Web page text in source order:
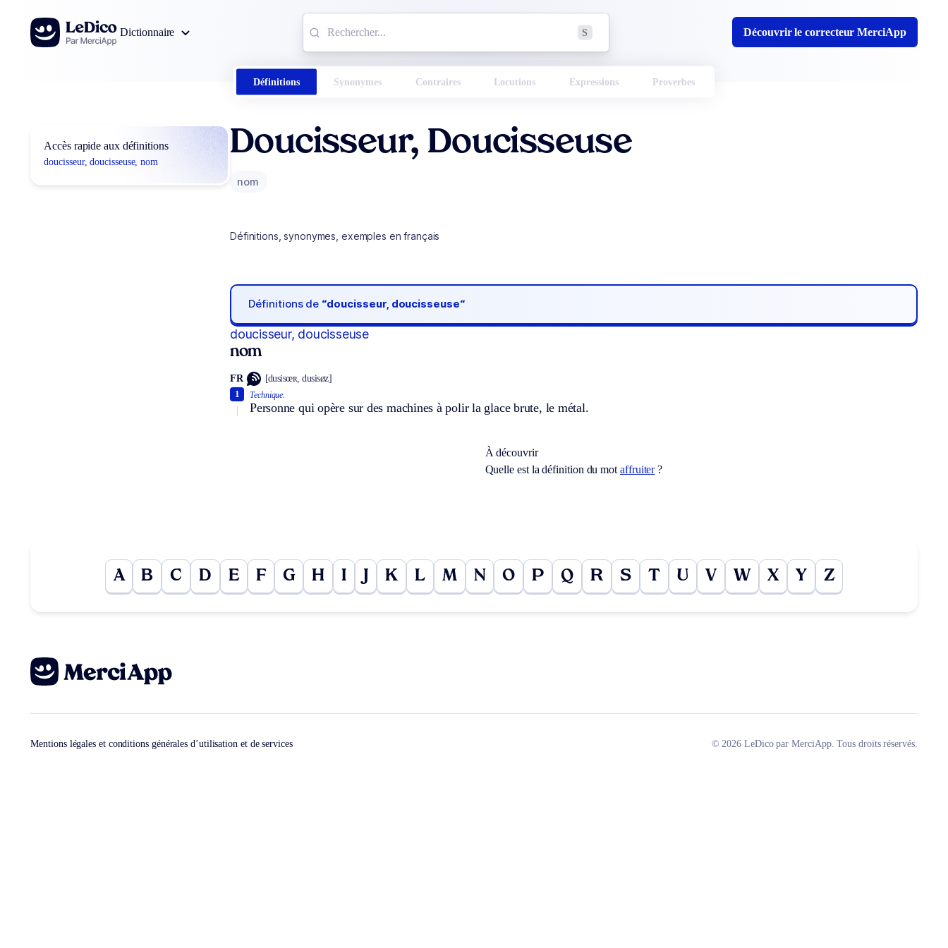
Aller au contenu
Dictionnaire
S Découvrir le correcteur MerciApp
Définitions Synonymes Contraires Locutions Expressions Proverbes
Accès rapide aux définitions
doucisseur, doucisseuse, nom
Doucisseur, Doucisseuse
nom
Définitions, synonymes, exemples en français
Définitions de “doucisseur, doucisseuse“
doucisseur, doucisseuse
nom
FR [dusisœʀ, dusisøz]
Technique.
Personne qui opère sur des machines à polir la glace brute, le métal.
1
À découvrir
Quelle est la définition du motaffruiter?
A B C D E F G H I K L M N O P Q R S T U V W X Y Z
Mentions légales et conditions générales d’utilisation et de services © 2026 LeDico par MerciApp. Tous droits réservés.